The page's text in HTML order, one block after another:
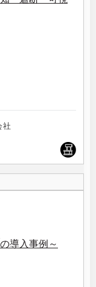
社
導入事例～